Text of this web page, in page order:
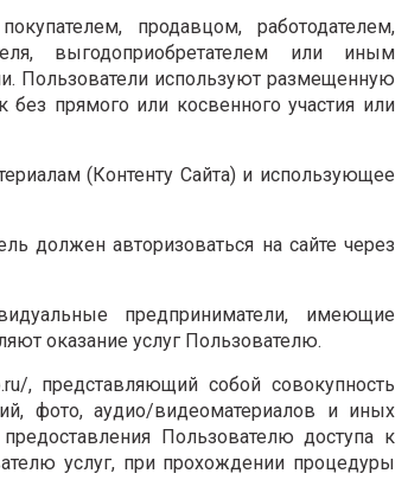
продавцом, работодателем,
выгодоприобретателем или иным
Пользователи используют размещенную
прямого или косвенного участия или
(Контенту Сайта) и использующее
должен авторизоваться на сайте через
предприниматели, имеющие
оказание услуг Пользователю.
, представляющий собой совокупность
фото, аудио/видеоматериалов и иных
Пользователю доступа к
услуг, при прохождении процедуры